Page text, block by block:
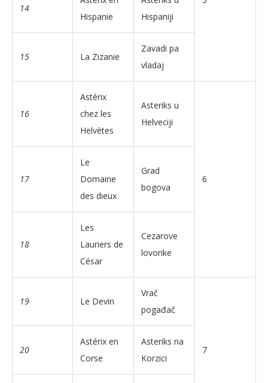
14
Hispanie
Hispaniji
15 La Zizanie
Zavadi pa
vladaj
16
Astérix
chez les
Helvètes
Asteriks u
Helveciji
6
17
Le
Domaine
des dieux
Grad
bogova
18
Les
Lauriers de
César
Cezarove
lovorike
19 Le Devin
Vrač
pogađač
7
20
Astérix en
Corse
Asteriks na
Korzici